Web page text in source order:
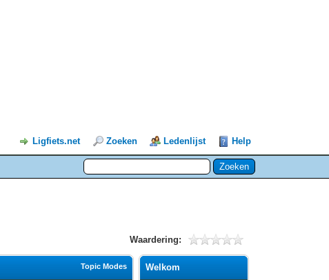
Ligfiets.net Zoeken Ledenlijst Help
Waardering:
Topic Modes Welkom